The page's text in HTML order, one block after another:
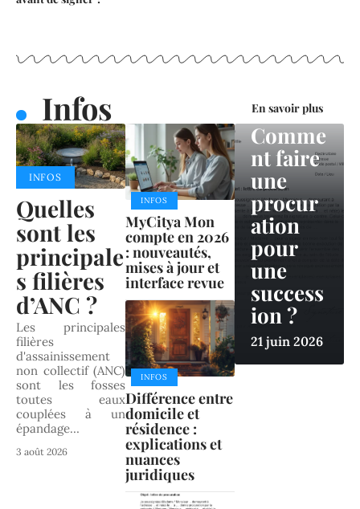
Infos En savoir plus
INFOS
Quelles
sont les
principale
s filières
d’ANC ?
Les principales
filières
d'assainissement
non collectif (ANC)
sont les fosses
toutes eaux
couplées à un
épandage…
3 août 2026
INFOS
MyCitya Mon
compte en 2026
: nouveautés,
mises à jour et
interface revue
INFOS
Différence entre
domicile et
résidence :
explications et
nuances
juridiques
INFOS
Comme
nt faire
une
procur
ation
pour
une
success
ion ?
21 juin 2026